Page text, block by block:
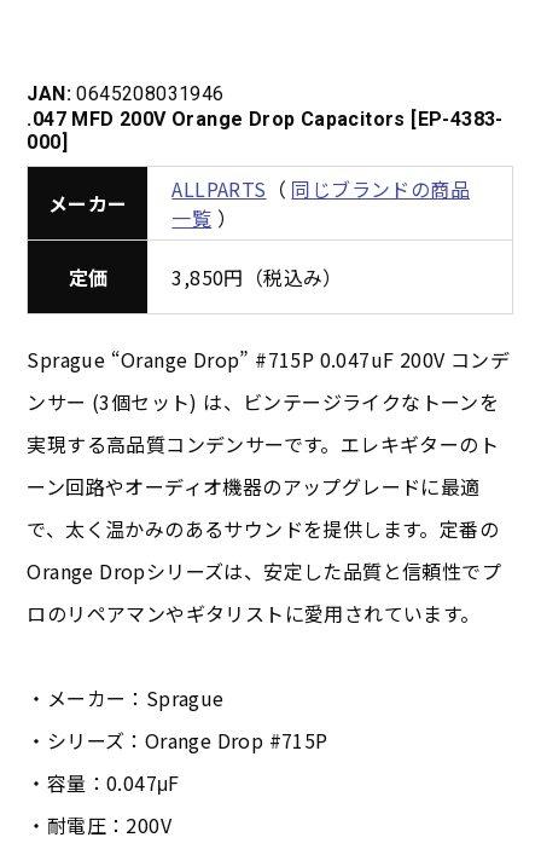
JAN: 0645208031946
.047 MFD 200V Orange Drop Capacitors [EP-4383-
000]
メーカー ALLPARTS （ 同じブランドの商品
一覧 ）
定価 3,850円（税込み）
Sprague “Orange Drop” #715P 0.047uF 200V コンデ
ンサー (3個セット) は、ビンテージライクなトーンを
実現する高品質コンデンサーです。エレキギターのト
ーン回路やオーディオ機器のアップグレードに最適
で、太く温かみのあるサウンドを提供します。定番の
Orange Dropシリーズは、安定した品質と信頼性でプ
ロのリペアマンやギタリストに愛用されています。
・メーカー：Sprague
・シリーズ：Orange Drop #715P
・容量：0.047μF
・耐電圧：200V